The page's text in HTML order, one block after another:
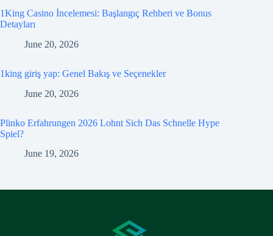
1King Casino İncelemesi: Başlangıç Rehberi ve Bonus
Detayları
June 20, 2026
1king giriş yap: Genel Bakış ve Seçenekler
June 20, 2026
Plinko Erfahrungen 2026 Lohnt Sich Das Schnelle Hype
Spiel?
June 19, 2026